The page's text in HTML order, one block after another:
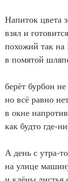
Напиток цвета
взял и
похожий так на
в помятой
берёт бурбон
но всё равно
в окне
как будто где-
А день с утра-
на улице